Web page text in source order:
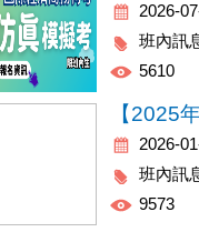
2026-
班內訊
5610
2026-
班內訊
9573